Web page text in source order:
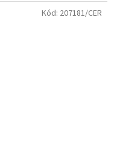
Kód: 207181/CER